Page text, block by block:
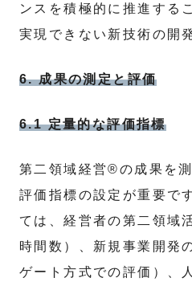
ンスを積極的に推進する
実現できない新技術の開
6. 成果の測定と評価
6.1 定量的な評価指標
第二領域経営®の成果を
評価指標の設定が重要で
ては、経営者の第二領域
時間数）、新規事業開発
ゲート方式での評価）、